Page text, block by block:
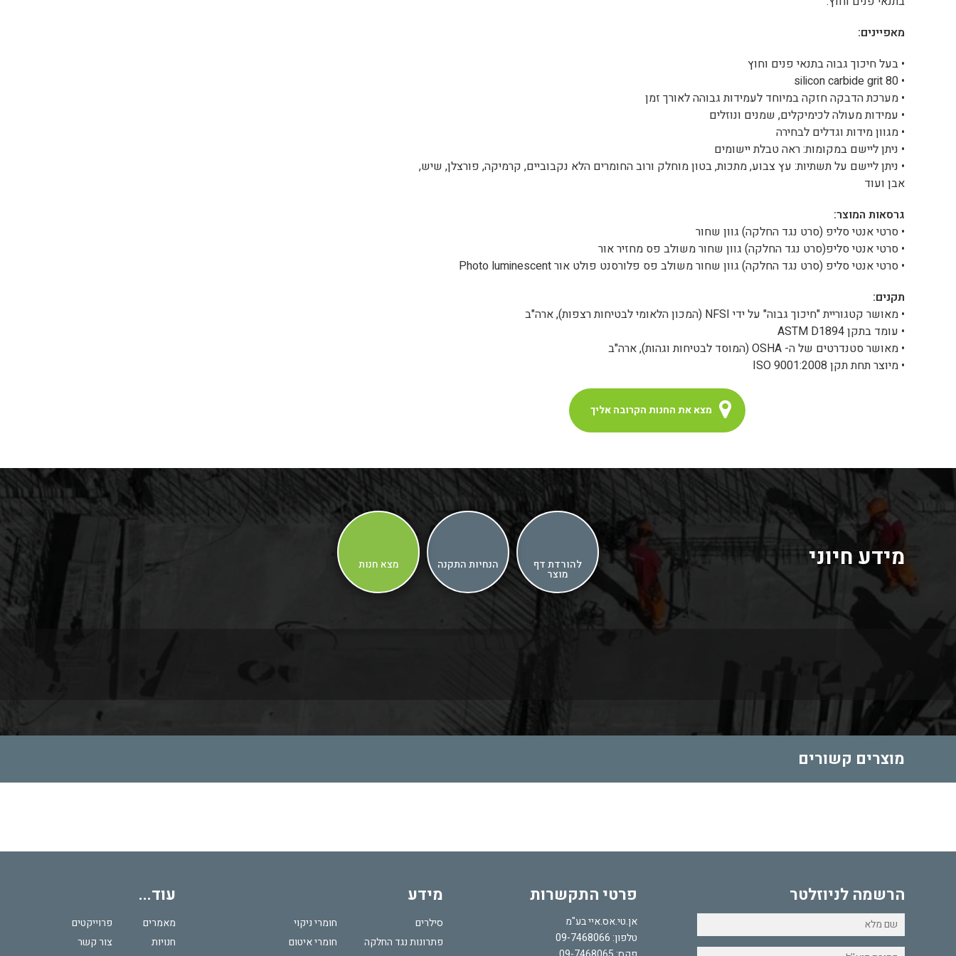
מאפיינים:
• בעל חיכוך גבוה בתנאי פנים וחוץ
• silicon carbide grit 80
• מערכת הדבקה חזקה במיוחד לעמידות גבוהה לאורך זמן
• עמידות מעולה לכימיקלים, שמנים ונוזלים
• מגוון מידות וגדלים לבחירה
• ניתן ליישם במקומות: ראה טבלת יישומים
• ניתן ליישם על תשתיות: עץ צבוע, מתכות, בטון מוחלק ורוב החומרים הלא נקבוביים, קרמיקה, פורצלן, שיש,
אבן ועוד
גרסאות המוצר:
• סרטי אנטי סליפ (סרט נגד החלקה) גוון שחור
• סרטי אנטי סליפ(סרט נגד החלקה) גוון שחור משולב פס מחזיר אור
• סרטי אנטי סליפ (סרט נגד החלקה) גוון שחור משולב פס פלורסנט פולט אור Photo luminescent
תקנים:
• מאושר קטגוריית "חיכוך גבוה" על ידי NFSI (המכון הלאומי לבטיחות רצפות), ארה"ב
• עומד בתקן ASTM D1894
• מאושר סטנדרטים של ה- OSHA (המוסד לבטיחות וגהות), ארה"ב
• מיוצר תחת תקן ISO 9001:2008
מצא את החנות הקרובה אליך
מידע חיוני להורדת דף
מוצר
הנחיות התקנה מצא חנות
מוצרים קשורים
הרשמה לניוזלטר פרטי התקשרות
אן.טי.אס.איי בע"מ
טלפון: 09-7468066
מידע
סילרים
חומרי ניקוי
פתרונות נגד החלקה
חומרי איטום
עוד...
מאמרים
פרוייקטים
חנויות
צור קשר